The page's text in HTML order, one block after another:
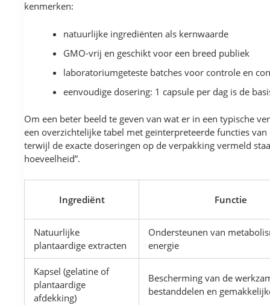
kenmerken:
natuurlijke ingrediënten als kernwaarde
GMO-vrij en geschikt voor een breed publiek
laboratoriumgeteste batches voor controle en
eenvoudige dosering: 1 capsule per dag is de
Om een beter beeld te geven van wat er in een typische
een overzichtelijke tabel met geïnterpreteerde functies
terwijl de exacte doseringen op de verpakking vermeld
hoeveelheid”.
Ingrediënt Functie
Natuurlijke
plantaardige extracten
Ondersteunen van
energie
Kapsel (gelatine of
plantaardige
afdekking)
Bescherming van de
bestanddelen en